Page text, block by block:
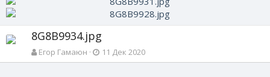
8G8B9934.jpg
Егор Гамаюн 11 Дек 2020